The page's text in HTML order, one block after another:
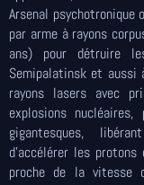
Arsenal
par arme à rayons
ans) pour détruire
Semipalatinsk et aussi
rayons lasers avec
explosions nucléaires,
gigantesques,
d’accélérer les protons
proche de la vitesse